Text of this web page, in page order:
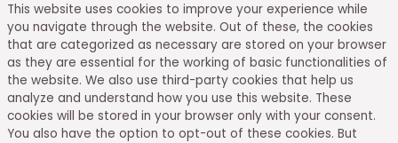
This website uses cookies to improve your experience while
you navigate through the website. Out of these, the cookies
that are categorized as necessary are stored on your browser
as they are essential for the working of basic functionalities of
the website. We also use third-party cookies that help us
analyze and understand how you use this website. These
cookies will be stored in your browser only with your consent.
You also have the option to opt-out of these cookies. But